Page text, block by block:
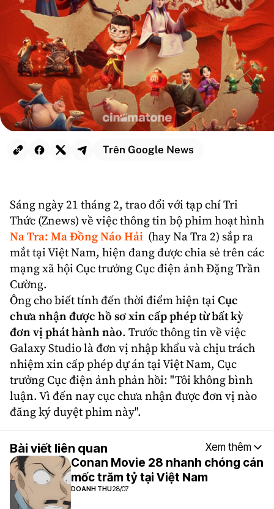
Trên Google News
Sáng ngày 21 tháng 2, trao đổi với tạp chí Tri
Thức (Znews) về việc thông tin bộphim hoạt hình
Na Tra: Ma Đồng Náo Hải (hayNa Tra 2) sắp ra
mắt tại Việt Nam, hiện đang được chia sẻ trên các
mạng xã hội Cục trưởng Cục điện ảnh Đặng Trần
Cường.
Ông cho biết tính đến thời điểm hiện tại Cục
chưa nhận được hồ sơ xin cấp phép từ bất kỳ
đơn vị phát hành nào. Trước thông tin về việc
Galaxy Studio là đơn vị nhập khẩu và chịu trách
nhiệm xin cấp phép dự án tại Việt Nam, Cục
trưởng Cục điện ảnh phản hồi: "Tôi không bình
luận. Vì đến nay cục chưa nhận được đơn vị nào
đăng ký duyệt phim này".
Bài viết liên quan Xem thêm
Conan Movie 28 nhanh chóng cán
mốc trăm tỷ tại Việt Nam
DOANH THU28/07